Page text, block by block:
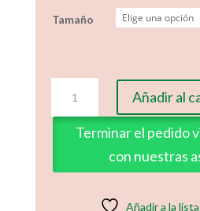
Tamaño
Bordado
cantidad
Añadir al
Terminar el pedido
con nuestras
Añadir a la